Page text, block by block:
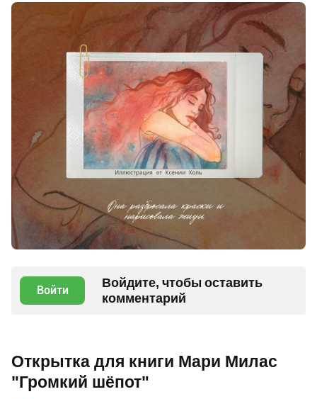
Войти
Войдите, чтобы оставить
комментарий
Открытка для книги Мари Милас
"Громкий шёпот"